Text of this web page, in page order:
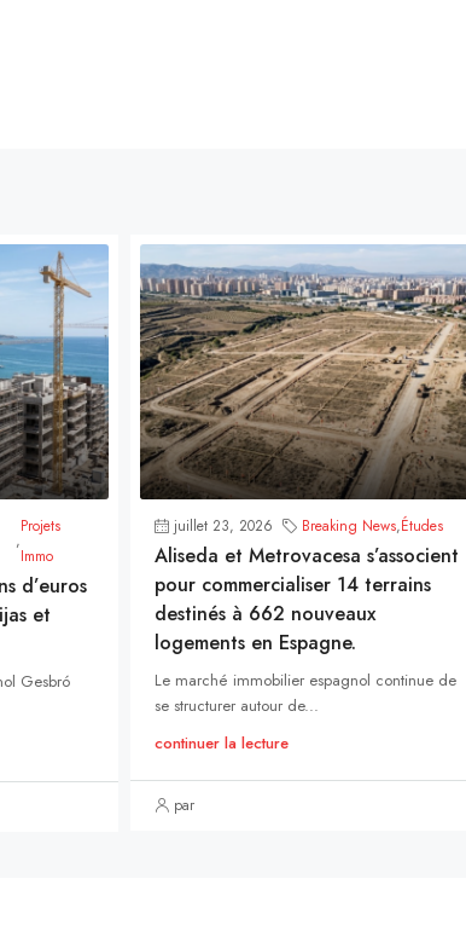
,
Projets
Immo
d’euros
et
Gesbró
juillet 23, 2026 Breaking News,Études
Aliseda et Metrovacesa s’associent
pour commercialiser 14 terrains
destinés à 662 nouveaux
logements en Espagne.
Le marché immobilier espagnol continue de
se structurer autour de...
continuer la lecture
par